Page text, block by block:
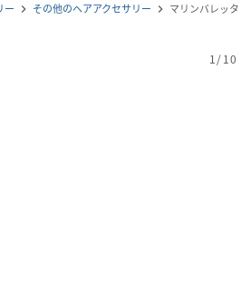
ー navigate_next その他のヘアアクセサリー navigate_next マリンバレッタ
1/10